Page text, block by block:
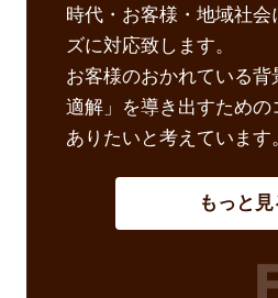
時代・お客様・地域社
ズに対応致します。
お客様のおかれている
適解」を導き出すため
ありたいと考えています
もっと見